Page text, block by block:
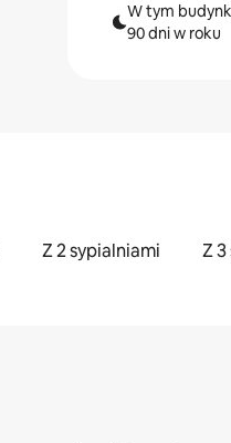
W tym
90 dni w roku
Z 2 sypialniami Z